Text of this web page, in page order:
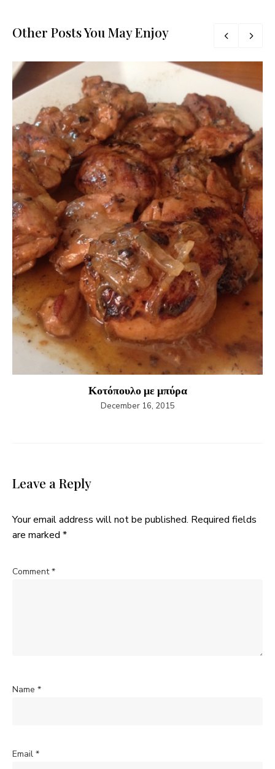
Other Posts You May Enjoy
Κοτόπουλο με μπύρα
December 16, 2015
Leave a Reply
Your email address will not be published. Required fields
are marked *
Comment*
Name *
Email *